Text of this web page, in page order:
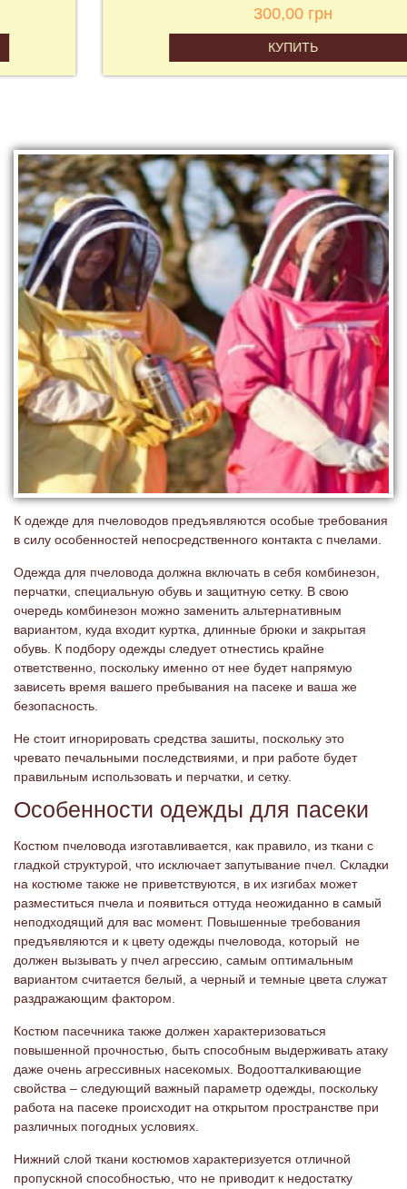
К одежде для пчеловодов предъявляются особые требования
в силу особенностей непосредственного контакта с пчелами.
Одежда для пчеловода должна включать в себя комбинезон,
перчатки, специальную обувь и защитную сетку. В свою
очередь комбинезон можно заменить альтернативным
вариантом, куда входит куртка, длинные брюки и закрытая
обувь. К подбору одежды следует отнестись крайне
ответственно, поскольку именно от нее будет напрямую
зависеть время вашего пребывания на пасеке и ваша же
безопасность.
Не стоит игнорировать средства зашиты, поскольку это
чревато печальными последствиями, и при работе будет
правильным использовать и перчатки, и сетку.
Особенности одежды для пасеки
Костюм пчеловода изготавливается, как правило, из ткани с
гладкой структурой, что исключает запутывание пчел. Складки
на костюме также не приветствуются, в их изгибах может
разместиться пчела и появиться оттуда неожиданно в самый
неподходящий для вас момент. Повышенные требования
предъявляются и к цвету одежды пчеловода, который не
должен вызывать у пчел агрессию, самым оптимальным
вариантом считается белый, а черный и темные цвета служат
раздражающим фактором.
Костюм пасечника также должен характеризоваться
повышенной прочностью, быть способным выдерживать атаку
даже очень агрессивных насекомых. Водоотталкивающие
свойства – следующий важный параметр одежды, поскольку
работа на пасеке происходит на открытом пространстве при
различных погодных условиях.
Нижний слой ткани костюмов характеризуется отличной
пропускной способностью, что не приводит к недостатку